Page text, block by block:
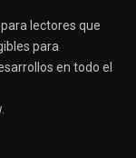
lectores que
para
en todo el